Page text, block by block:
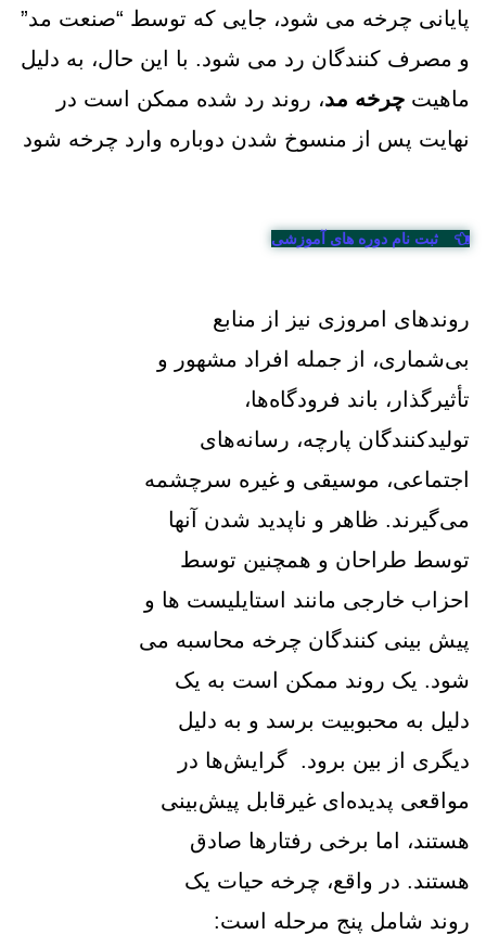
پایانی چرخه می شود، جایی که توسط “صنعت مد”
و مصرف کنندگان رد می شود. با این حال، به دلیل
ماهیت چرخه مد، روند رد شده ممکن است در
نهایت پس از منسوخ شدن دوباره وارد چرخه شود
ثبت نام دوره های آموزشی
روندهای امروزی نیز از منابع
بی‌شماری، از جمله افراد مشهور و
تأثیرگذار، باند فرودگاه‌ها،
تولیدکنندگان پارچه، رسانه‌های
اجتماعی، موسیقی و غیره سرچشمه
می‌گیرند. ظاهر و ناپدید شدن آنها
توسط طراحان و همچنین توسط
احزاب خارجی مانند استایلیست ها و
پیش بینی کنندگان چرخه محاسبه می
شود. یک روند ممکن است به یک
دلیل به محبوبیت برسد و به دلیل
دیگری از بین برود. گرایش‌ها در
مواقعی پدیده‌ای غیرقابل پیش‌بینی
هستند، اما برخی رفتارها صادق
هستند. در واقع، چرخه حیات یک
روند شامل پنج مرحله است: